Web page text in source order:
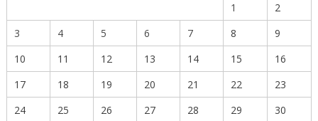
1
2
3
4 5 6 7 8
9
10
11 12 13 14 15
16
17
18 19 20 21 22
23
24
25 26 27 28 29
30